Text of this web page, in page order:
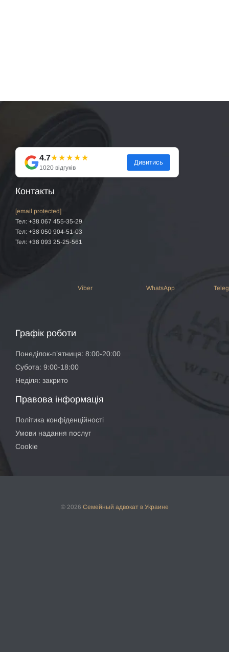
4.7★★★★★
1020 відгуків
Дивитись
Контакты
[email protected]
Тел: +38 067 455-35-29
Тел: +38 050 904-51-03
Тел: +38 093 25-25-561
Viber WhatsApp
Графік роботи
Понеділок-п’ятниця: 8:00-20:00
Субота: 9:00-18:00
Неділя: закрито
Правова інформація
Політика конфіденційності
Умови надання послуг
Cookie
© 2026 Семейный адвокат в Украине